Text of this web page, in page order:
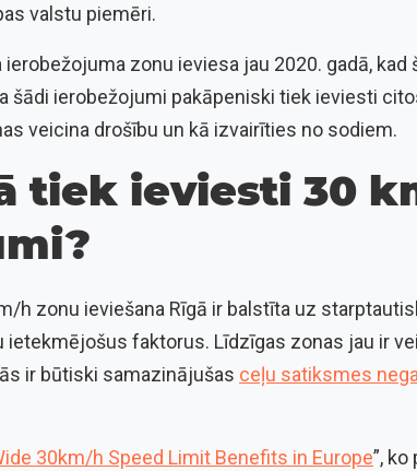
valstu piemēri.
zonu ieviesa jau 2020. gadā, kad
šādi ierobežojumi pakāpeniski tiek ieviesti
veicina drošību un kā izvairīties no sodiem.
tiek ieviesti 30
h zonu ieviešana Rīgā ir balstīta uz
faktorus. Līdzīgas zonas jau ir
ir būtiski samazinājušas ceļu satiksmes
30km/h Speed Limit Benefits in Europe”,